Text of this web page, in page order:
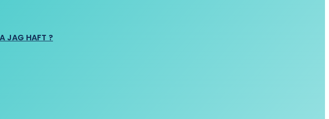
JAG HAFT ?